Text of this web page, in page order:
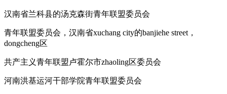
汉南省兰科县的汤克森街青年联盟委员会
青年联盟委员会，汉南省xuchang city的banjiehe street，
dongcheng区
共产主义青年联盟卢霍尔市zhaoling区委员会
河南洪基运河干部学院青年联盟委员会